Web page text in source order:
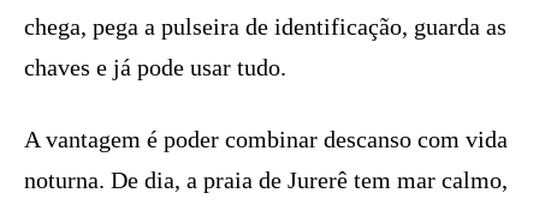
chega, pega a pulseira de identificação, guarda as
chaves e já pode usar tudo.
A vantagem é poder combinar descanso com vida
noturna. De dia, a praia de Jurerê tem mar calmo,